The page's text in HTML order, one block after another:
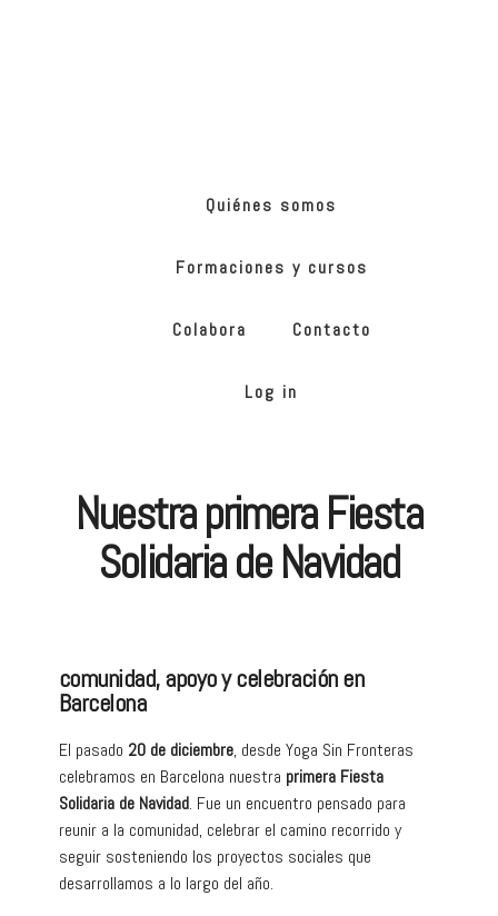
Quiénes somos
Formaciones y cursos
Colabora Contacto
Log in
Nuestra primera Fiesta
Solidaria de Navidad
comunidad, apoyo y celebración en
Barcelona
El pasado 20 de diciembre, desde Yoga Sin Fronteras
celebramos en Barcelona nuestra primera Fiesta
Solidaria de Navidad. Fue un encuentro pensado para
reunir a la comunidad, celebrar el camino recorrido y
seguir sosteniendo los proyectos sociales que
desarrollamos a lo largo del año.